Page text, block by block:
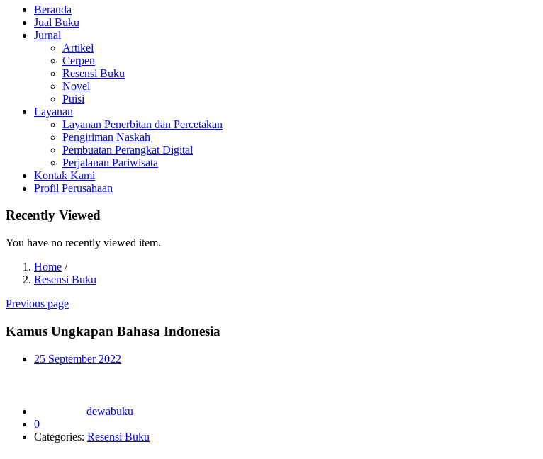
Beranda
Jual Buku
Jurnal
Artikel
Cerpen
Resensi Buku
Novel
Puisi
Layanan
Layanan Penerbitan dan Percetakan
Pengiriman Naskah
Pembuatan Perangkat Digital
Perjalanan Pariwisata
Kontak Kami
Profil Perusahaan
Recently Viewed
You have no recently viewed item.
Home /
Resensi Buku
Previous page
Kamus Ungkapan Bahasa Indonesia
Posted
25 September 2022
dewabuku
0
Categories: Resensi Buku